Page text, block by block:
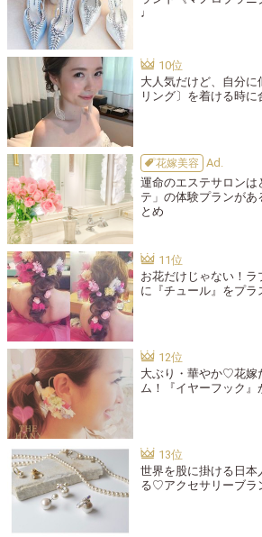
♩
大人気だけど、自分
リング〕を着ける時に
花嫁美容
運命のエステサロンは
テ」の体験プランがあ
とめ
お花だけじゃない！ラ
に『チュール』をプラ
大ぶり・華やか♡花嫁
ム！『イヤーフック』
世界を股に掛ける日本
る♡アクセサリーブラ